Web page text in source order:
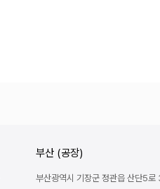
부산 (공장)
부산광역시 기장군 정관읍 산단5